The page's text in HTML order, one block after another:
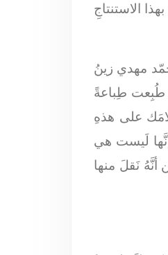
الاستنتاجِ
مهدي زينُ
طُبِعت طِباعةً
على هذهِ
لَيست هي
نَقلَ منها